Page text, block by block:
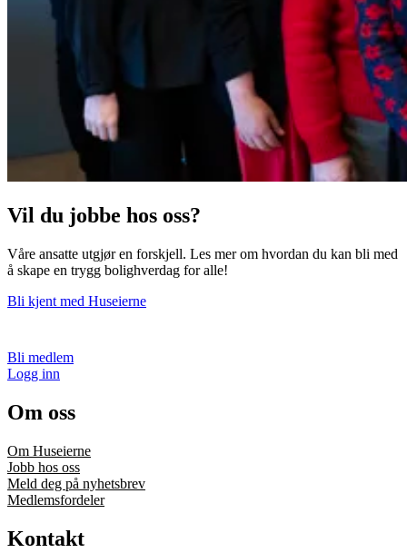
Vil du jobbe hos oss?
Våre ansatte utgjør en forskjell. Les mer om hvordan du kan bli med
å skape en trygg bolighverdag for alle!
Bli kjent med Huseierne
Bli medlem
Logg inn
Om oss
Om Huseierne
Jobb hos oss
Meld deg på nyhetsbrev
Medlemsfordeler
Kontakt